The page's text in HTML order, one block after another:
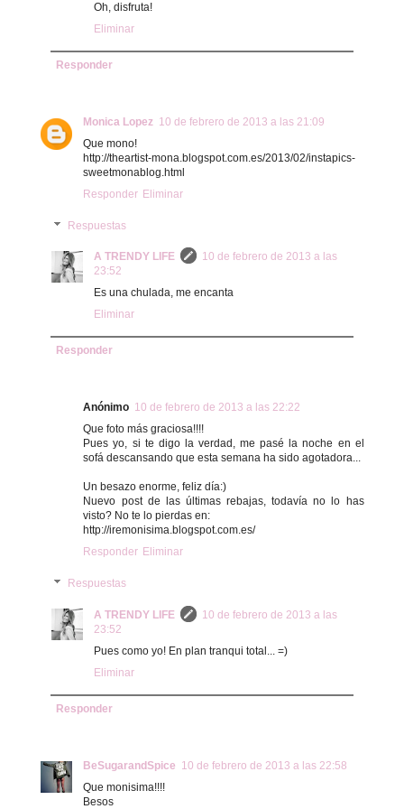
Oh, disfruta!
Eliminar
Responder
Monica Lopez 10 de febrero de 2013 a las 21:09
Que mono!
http://theartist-mona.blogspot.com.es/2013/02/instapics-
sweetmonablog.html
Responder Eliminar
Respuestas
A TRENDY LIFE
10 de febrero de 2013 a las
23:52
Es una chulada, me encanta
Eliminar
Responder
Anónimo 10 de febrero de 2013 a las 22:22
Que foto más graciosa!!!!
Pues yo, si te digo la verdad, me pasé la noche en el
sofá descansando que esta semana ha sido agotadora...
Un besazo enorme, feliz día:)
Nuevo post de las últimas rebajas, todavía no lo has
visto? No te lo pierdas en:
http://iremonisima.blogspot.com.es/
Responder Eliminar
Respuestas
A TRENDY LIFE
10 de febrero de 2013 a las
23:52
Pues como yo! En plan tranqui total... =)
Eliminar
Responder
BeSugarandSpice 10 de febrero de 2013 a las 22:58
Que monisima!!!!
Besos